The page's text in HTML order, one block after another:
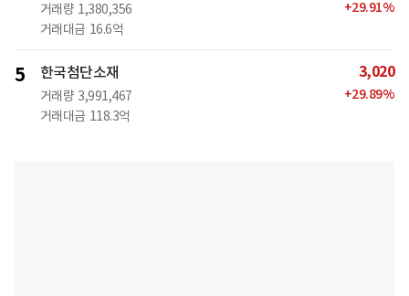
거래량 1,380,356
거래대금 16.6억
+29.91%
5 한국첨단소재
거래량 3,991,467
거래대금 118.3억
3,020
+29.89%